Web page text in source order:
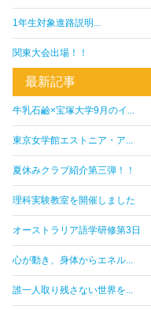
1年生対象進路説明...
関東大会出場！！
最新記事
牛乳石鹼×宝塚大学9月のイ...
東京女学館エストニア・ア...
夏休みクラブ紹介第三弾！！
理科実験教室を開催しました
オーストラリア語学研修第3日
心が動き、身体からエネル...
誰一人取り残さない世界を...